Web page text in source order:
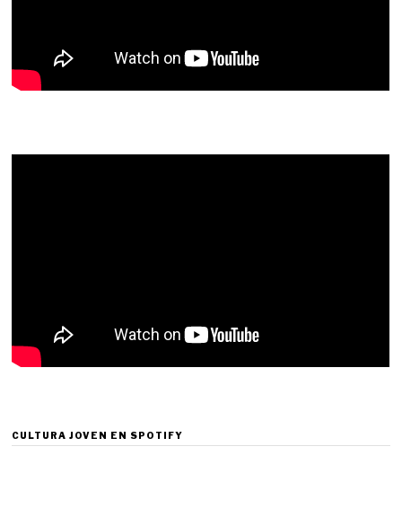
CULTURA JOVEN EN SPOTIFY